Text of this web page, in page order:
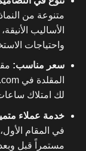
متنوعة من
الأساليب
واحتياجات
سعر مناسب:
لك امتلاك
خدمة عملاء
في المقام
مستمراً قبل